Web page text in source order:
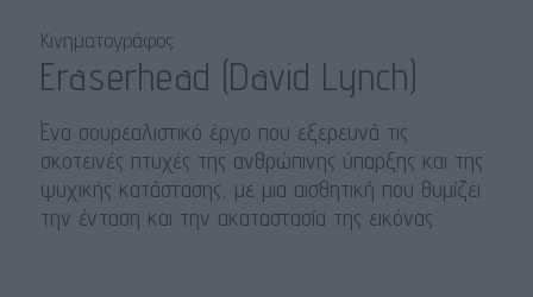
Κινηματογράφος
Eraserhead (David Lynch)
Ένα σουρεαλιστικό έργο που εξερευνά τις
σκοτεινές πτυχές της ανθρώπινης ύπαρξης και της
ψυχικής κατάστασης, με μια αισθητική που θυμίζει
την ένταση και την ακαταστασία της εικόνας.